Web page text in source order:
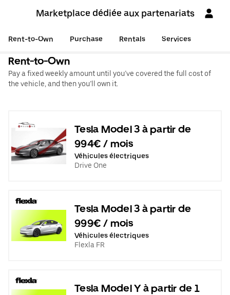
Marketplace dédiée aux partenariats
Rent-to-Own Purchase Rentals Services
Rent-to-Own
Pay a fixed weekly amount until you’ve covered the full cost of
the vehicle, and then you’ll own it.
Tesla Model 3 à partir de
994€ / mois
Véhicules électriques
Drive One
Tesla Model 3 à partir de
999€ / mois
Véhicules électriques
Flexla FR
Tesla Model Y à partir de 1